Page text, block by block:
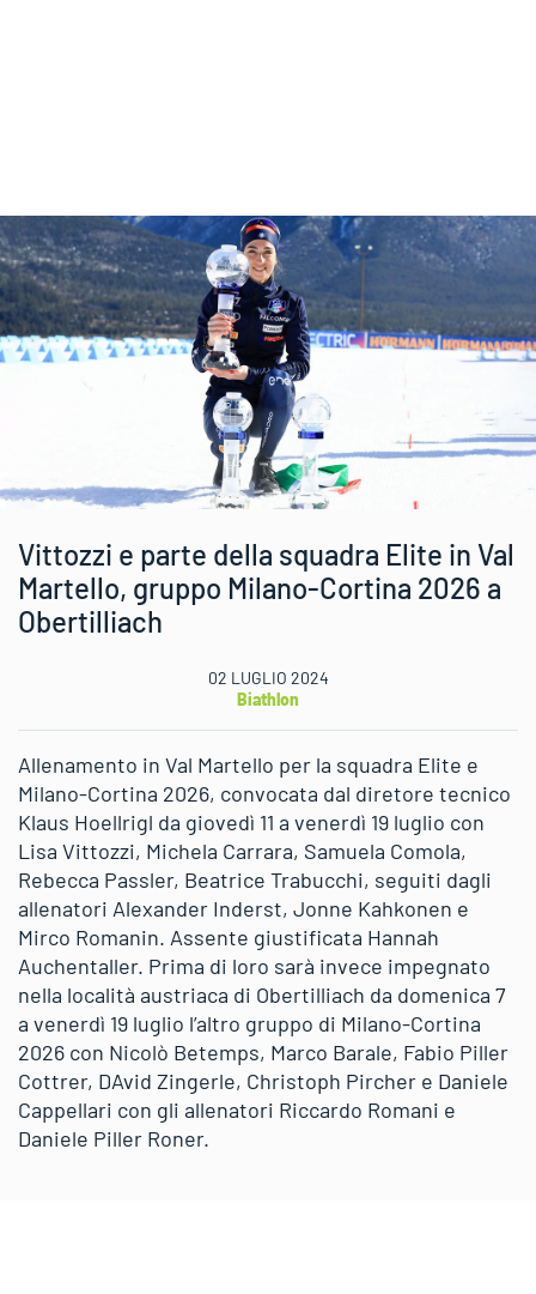
Vittozzi e parte della squadra Elite in Val
Martello, gruppo Milano-Cortina 2026 a
Obertilliach
02 LUGLIO 2024
Biathlon
Allenamento in Val Martello per la squadra Elite e
Milano-Cortina 2026, convocata dal diretore tecnico
Klaus Hoellrigl da giovedì 11 a venerdì 19 luglio con
Lisa Vittozzi, Michela Carrara, Samuela Comola,
Rebecca Passler, Beatrice Trabucchi, seguiti dagli
allenatori Alexander Inderst, Jonne Kahkonen e
Mirco Romanin. Assente giustificata Hannah
Auchentaller. Prima di loro sarà invece impegnato
nella località austriaca di Obertilliach da domenica 7
a venerdì 19 luglio l’altro gruppo di Milano-Cortina
2026 con Nicolò Betemps, Marco Barale, Fabio Piller
Cottrer, DAvid Zingerle, Christoph Pircher e Daniele
Cappellari con gli allenatori Riccardo Romani e
Daniele Piller Roner.